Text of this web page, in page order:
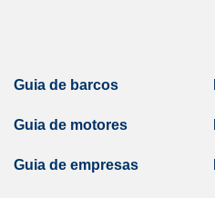
Guia de barcos
Guia de motores
Guia de empresas